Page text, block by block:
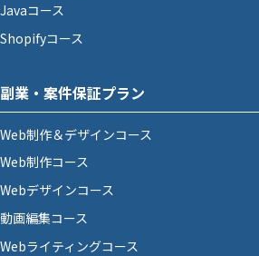
Javaコース
Shopifyコース
副業・案件保証プラン
Web制作＆デザインコース
Web制作コース
Webデザインコース
動画編集コース
Webライティングコース